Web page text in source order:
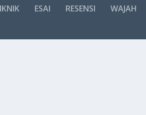
ESAI RESENSI WAJAH